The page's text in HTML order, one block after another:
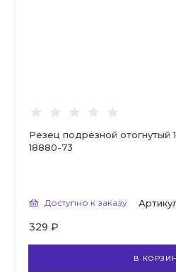
Резец подрезной отогнутый
18880-73
Доступно к заказу
329 ₽
В